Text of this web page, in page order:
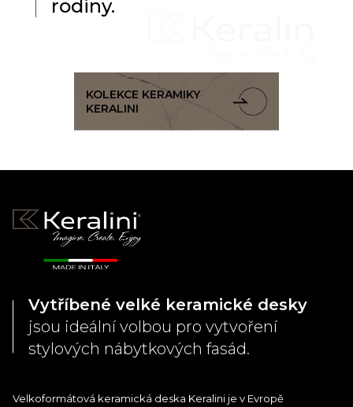
rodiny.
KOLEKCE KERAMIKY
KERALINI
Vytříbené velké keramické desky
jsou ideální volbou pro vytvoření
stylových nábytkových fasád.
Velkoformátová keramická deska Keralini je v Evropě